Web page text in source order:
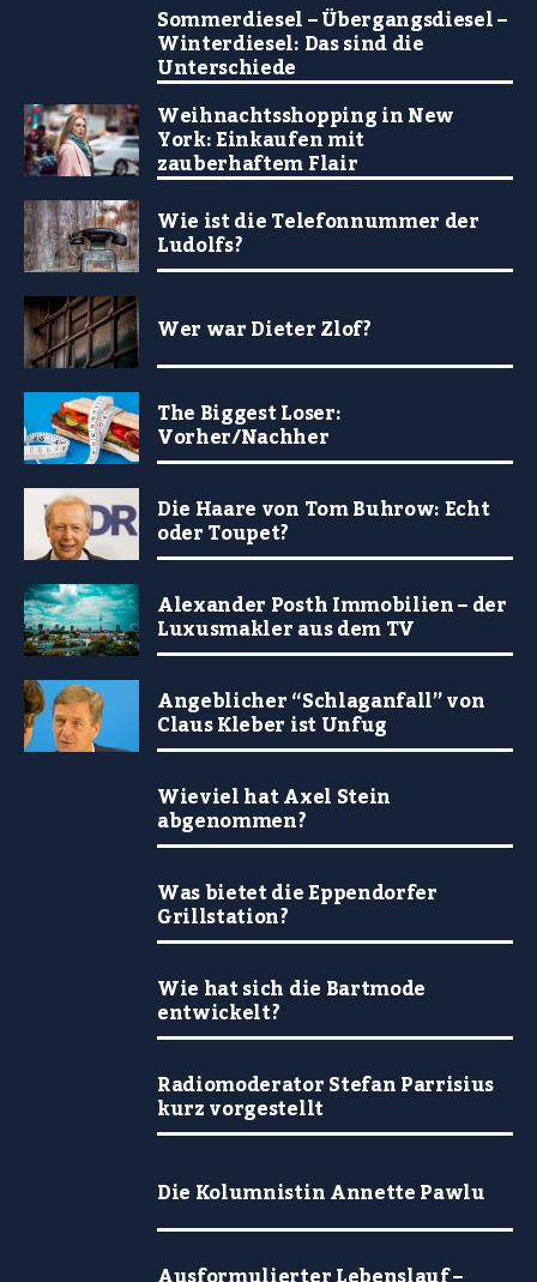
Sommerdiesel – Übergangsdiesel –
Winterdiesel: Das sind die
Unterschiede
Weihnachtsshopping in New
York: Einkaufen mit
zauberhaftem Flair
Wie ist die Telefonnummer der
Ludolfs?
Wer war Dieter Zlof?
The Biggest Loser:
Vorher/Nachher
Die Haare von Tom Buhrow: Echt
oder Toupet?
Alexander Posth Immobilien – der
Luxusmakler aus dem TV
Angeblicher “Schlaganfall” von
Claus Kleber ist Unfug
Wieviel hat Axel Stein
abgenommen?
Was bietet die Eppendorfer
Grillstation?
Wie hat sich die Bartmode
entwickelt?
Radiomoderator Stefan Parrisius
kurz vorgestellt
Die Kolumnistin Annette Pawlu